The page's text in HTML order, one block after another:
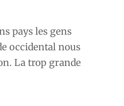
pays les gens
occidental nous
La trop grande